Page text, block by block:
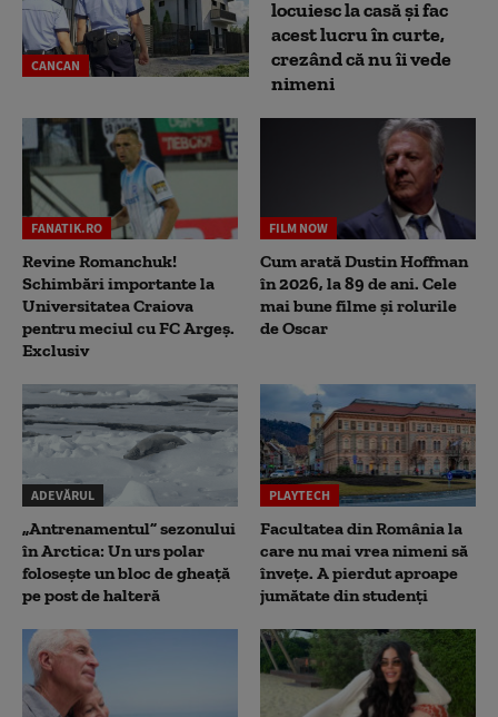
CANCAN
locuiesc la casă și fac
acest lucru în curte,
crezând că nu îi vede
nimeni
FANATIK.RO
Revine Romanchuk!
Schimbări importante la
Universitatea Craiova
pentru meciul cu FC Argeş.
Exclusiv
FILM NOW
Cum arată Dustin Hoffman
în 2026, la 89 de ani. Cele
mai bune filme și rolurile
de Oscar
ADEVĂRUL
„Antrenamentul” sezonului
în Arctica: Un urs polar
folosește un bloc de gheață
pe post de halteră
PLAYTECH
Facultatea din România la
care nu mai vrea nimeni să
înveţe. A pierdut aproape
jumătate din studenţi